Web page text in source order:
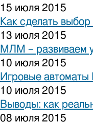
15 июля 2015
Как сделать
13 июля 2015
МЛМ – развиваем
10 июля 2015
Игровые
10 июля 2015
Выводы: как
08 июля 2015